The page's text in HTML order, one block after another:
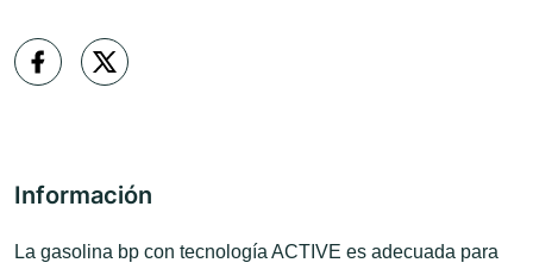
Información
La gasolina bp con tecnología ACTIVE es adecuada para